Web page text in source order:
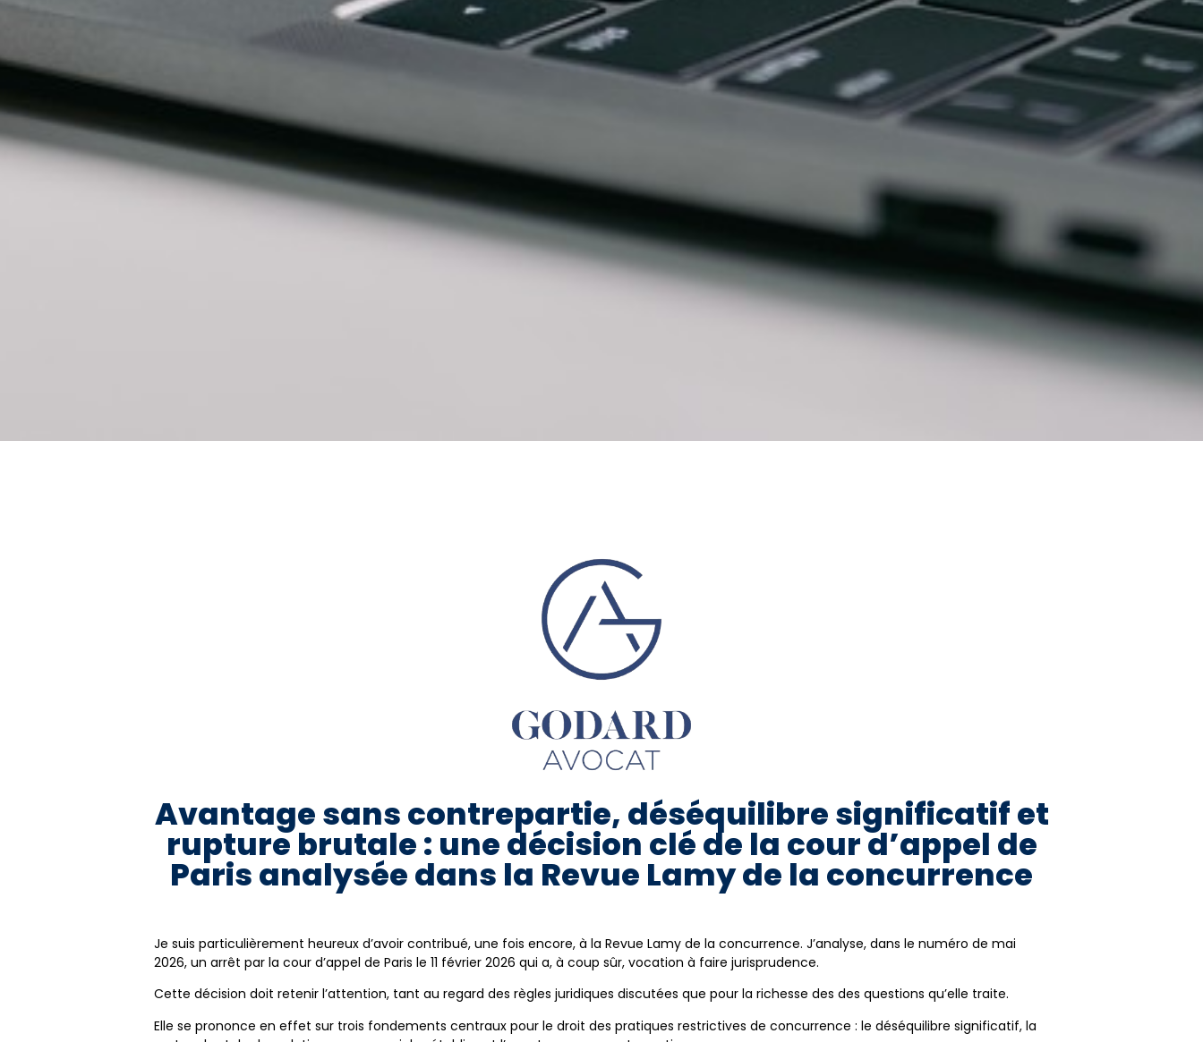
Avantage sans contrepartie, déséquilibre significatif et
rupture brutale : une décision clé de la cour d’appel de
Paris analysée dans la Revue Lamy de la concurrence
Je suis particulièrement heureux d’avoir contribué, une fois encore, à la Revue Lamy de la concurrence. J’analyse, dans le numéro de mai
2026, un arrêt par la cour d’appel de Paris le 11 février 2026 qui a, à coup sûr, vocation à faire jurisprudence.
Cette décision doit retenir l’attention, tant au regard des règles juridiques discutées que pour la richesse des des questions qu’elle traite.
Elle se prononce en effet sur trois fondements centraux pour le droit des pratiques restrictives de concurrence : le déséquilibre significatif, la